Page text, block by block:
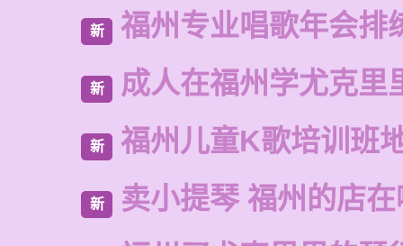
新 福州专业唱歌年会排
新 成人在福州学尤克里
新 福州儿童K歌培训班
新
卖小提琴 福州的店